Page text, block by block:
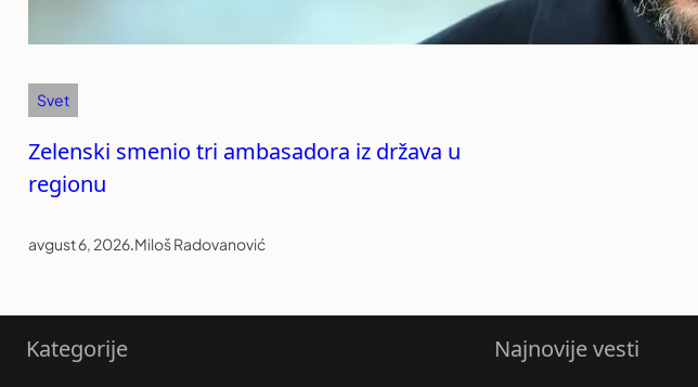
Svet
Zelenski smenio tri ambasadora iz država u
regionu
avgust 6, 2026.Miloš Radovanović
Kategorije Najnovije vesti